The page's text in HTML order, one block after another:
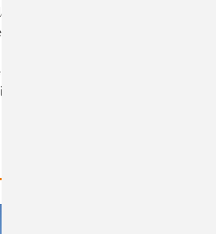
und logistisch einfach zu
geworden. Erst mit der
und der voriges Jahr angekündigten
die Lücke wieder
E-160 demonstrierten sie 2022 dafür